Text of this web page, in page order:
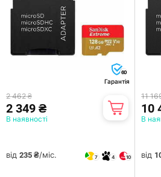
60
Гарантія
2 462 ₴
2 349 ₴
В наявності
від 235 ₴/міс. 7 4 10
11
10
В
від